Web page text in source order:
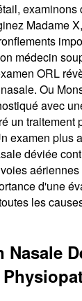
examinons
Madame
médecin
ORL
Ou
avec
un traitement
examen plus
déviée
d'une
les